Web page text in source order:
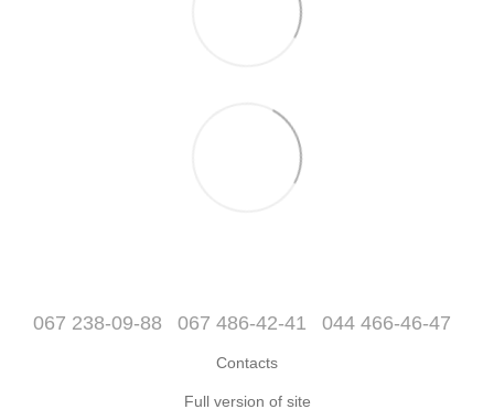
067 238-09-88 067 486-42-41 044 466-46-47
Contacts
Full version of site